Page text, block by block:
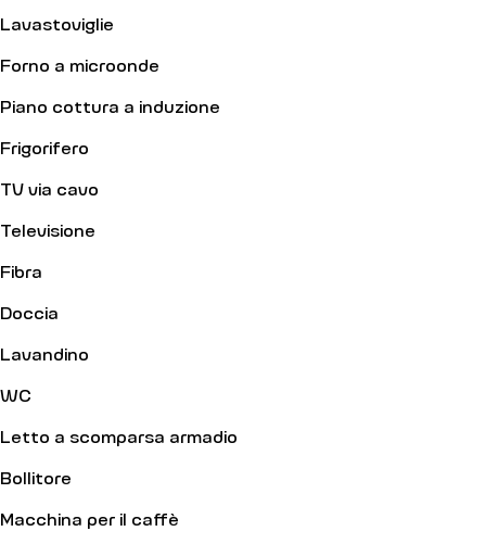
Lavastoviglie
Forno a microonde
Piano cottura a induzione
Frigorifero
TV via cavo
Televisione
Fibra
Doccia
Lavandino
WC
Letto a scomparsa armadio
Bollitore
Macchina per il caffè